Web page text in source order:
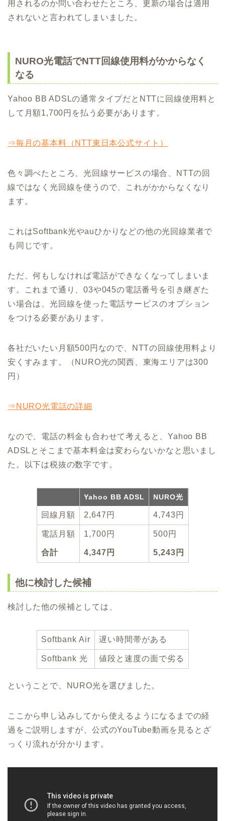
用されるのか問い合わせたところ、更新の場合は適用
されないと言われてしまいました。
NURO光電話でNTT回線使用料がかからなく
なる
Yahoo BB ADSLの通常タイプだとNTTに回線使用料と
して月額1,700円を払う必要があります。
⇒毎月の基本料（NTT東日本公式サイト）
色々調べたところ、光回線サービスの場合、NTTの回
線ではなく光回線を使うので、これがかからなくなり
ます。
これはSoftbank光やauひかりなどの他の光回線業者で
も同じです。
ただ、何もしなければ電話ができなくなってしまいま
す。これまで通り、03や045の電話番号を引き継ぎた
い場合は、光回線を使った電話サービスのオプション
をつける必要があります。
各社だいたい月額500円なので、NTTの回線使用料より
安くすみます。（NURO光の関西、東海エリアは300
円）
⇒NURO光電話の詳細
なので、電話の料金も合わせて考えると、Yahoo BB
ADSLとそこまで基本料金は変わらないかなと思いまし
た。以下は税抜の数字です。
Yahoo BB ADSL NURO光
回線月額 2,647円 4,743円
電話月額 1,700円 500円
合計 4,347円 5,243円
他に検討した候補
検討した他の候補としては、
Softbank Air 遅い時間帯がある
Softbank 光 値段と速度の面で劣る
ということで、NURO光を選びました。
ここから申し込みしてから使えるようになるまでの経
過をご説明しますが、公式のYouTube動画を見るとざ
っくり流れが分かります。